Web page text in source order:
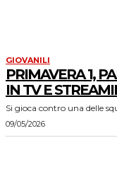
GIOVANILI
PRIMAVERA 1,
IN TV E
Si gioca contro una delle
09/05/2026